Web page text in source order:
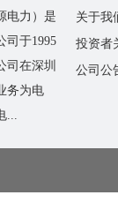
电力）是
司于1995
司在深圳
务为电
...
关于我
投资者
公司公